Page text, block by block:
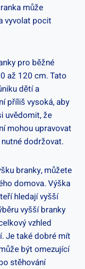
⁤může
‌vyvolat pocit
pro běžné
‍až 120 cm. Tato
dětí a
příliš vysoká, aby
⁢uvědomit, že
mohou upravovat
⁢dodržovat.
branky, můžete
​domova. Výška
hledají vyšší
vyšší branky
vzhled
Je také dobré mít
být‌ omezující
stěhování